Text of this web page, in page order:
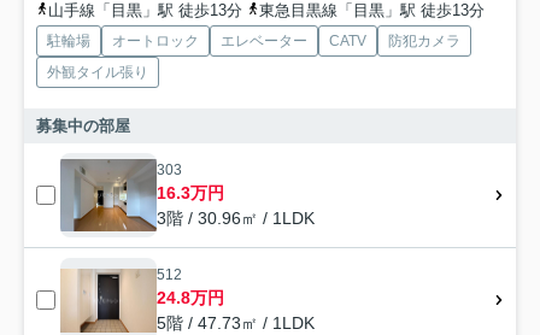
山手線「目黒」駅 徒歩13分
東急目黒線「目黒」駅 徒歩13分
駐輪場 オートロック エレベーター CATV
防犯カメラ
外観タイル張り
募集中の部屋
303
16.3万円
3階 / 30.96㎡ / 1LDK
512
24.8万円
5階 / 47.73㎡ / 1LDK